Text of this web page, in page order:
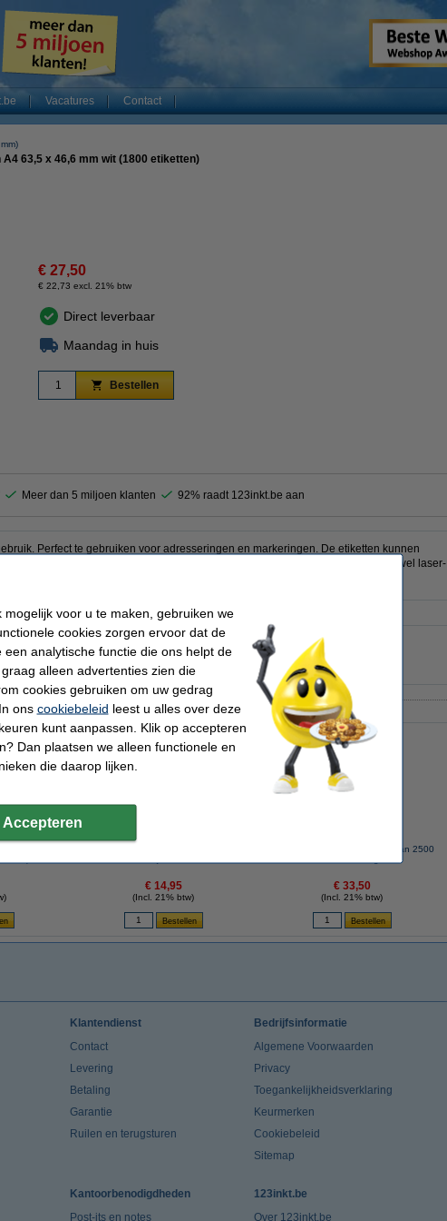
Vacatures Contact
63,5 x 46,6 mm wit (1800 etiketten)
€ 27,50
€ 22,73 excl. 21% btw
Direct leverbaar
Maandag in huis
Bestellen
Meer dan 5 miljoen klanten 92% raadt 123inkt.be aan
Perfect te gebruiken voor adresseringen en markeringen. De etiketten kunnen
waardoor ze een lange tijd blijven kleven. Geschikt om te bedrukken met zowel laser-
Aantal etiketten:
1.800
Ons artikelnr: 238465
€ 14,95
(Incl. 21% btw)
123inkt kopieerpapier 1 doos van 2500
€ 33,50
(Incl. 21% btw)
Klantendienst
Contact
Levering
Betaling
Garantie
Ruilen en terugsturen
Bedrijfsinformatie
Algemene Voorwaarden
Privacy
Toegankelijkheidsverklaring
Keurmerken
Cookiebeleid
Sitemap
Kantoorbenodigdheden
Post-its en notes
123inkt.be
Over 123inkt.be
voor u te maken, gebruiken we
cookies zorgen ervoor dat de
analytische functie die ons helpt de
alleen advertenties zien die
cookies gebruiken om uw gedrag
ons cookiebeleid leest u alles over deze
kunt aanpassen. Klik op accepteren
Dan plaatsen we alleen functionele en
die daarop lijken.
Accepteren